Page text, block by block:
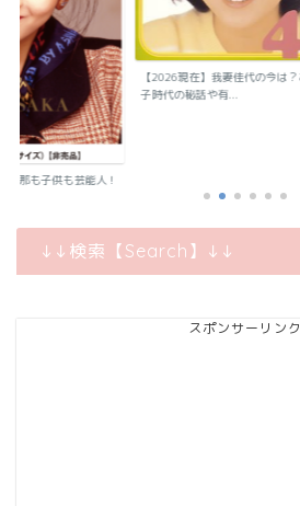
代の今は？おニャン
「約束」高井麻巳子
↓↓検索【Search】↓↓
スポンサーリンク